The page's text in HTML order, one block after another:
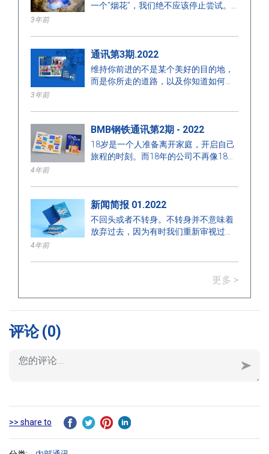
3年前
一个“烟花”，我们绝不应该停止尝试。
令人惊叹的。一切都有其存在的理由。
3年前
通讯第3期.2022
维持你前进的不是某个美好的目的地，
而是你所走的道路，以及你知道如何驾
4年前
BMB钢铁通讯第2期 - 2022
18岁是一个人准备离开家庭，开启自己
旅程的时刻。而18年的公司不再像18岁
己的道路。在18岁时，有时我们需要一
个环境、一个机会和一个背景来展现我
们最内心的自我。继续追求我们的梦
到的任何挑战。保持乐观。成熟与否，
4年前
新闻简报 01.2022
不回头或者不转身。不转身并不意味着
放弃过去，因为有时我们重新审视过去
更多 >
评论 (0)
>> share to